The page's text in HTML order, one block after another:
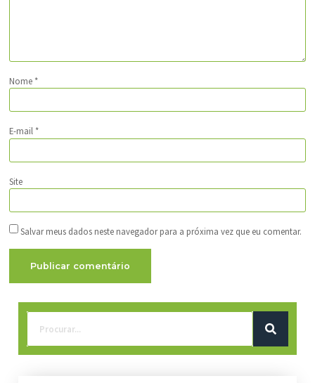
Nome *
E-mail *
Site
Salvar meus dados neste navegador para a próxima vez que eu comentar.